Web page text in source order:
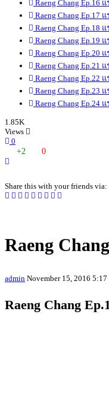
Raeng Chang Ep.16 แ
Raeng Chang Ep.17 แ
Raeng Chang Ep.18 แ
Raeng Chang Ep.19 แ
Raeng Chang Ep.20 แ
Raeng Chang Ep.21 แ
Raeng Chang Ep.22 แ
Raeng Chang Ep.23 แ
Raeng Chang Ep.24 แ
1.85K
Views
0
+2
0
Share this with your friends
Raeng
admin November 15, 2016 5:17
Raeng Chang